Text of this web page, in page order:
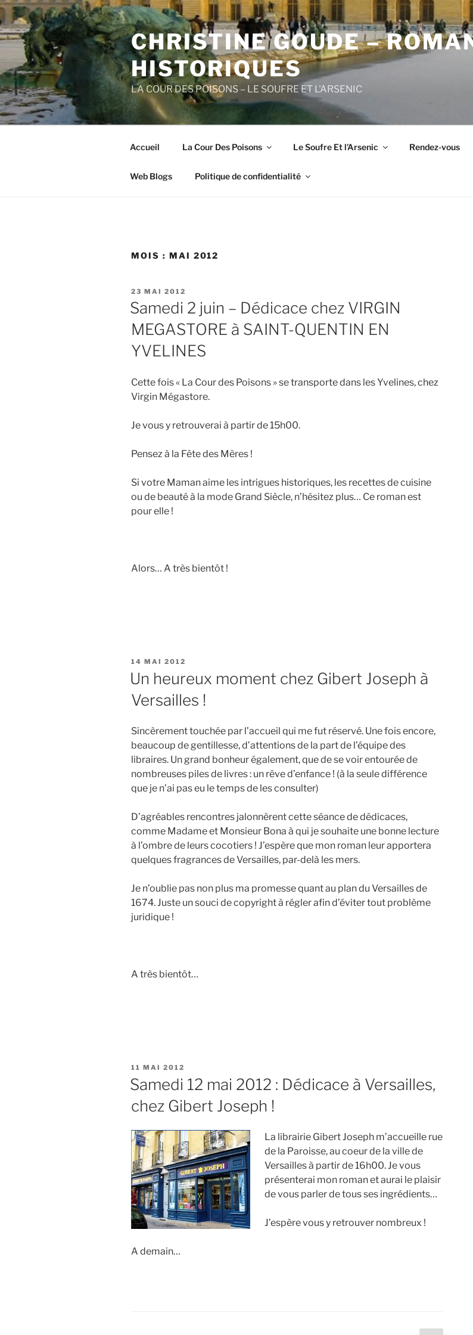
Aller
au
contenu
principal
CHRISTINE GOUDE –
HISTORIQUES
LA COUR DES POISONS – LE SOUFRE ET L'ARSENIC
Accueil La Cour Des Poisons Le Soufre Et l’Arsenic Rendez-vous
Web Blogs Politique de confidentialité
MOIS : MAI 2012
PUBLIÉ
LE
23 MAI 2012
Samedi 2 juin – Dédicace chez VIRGIN
MEGASTORE à SAINT-QUENTIN EN
YVELINES
Cette fois « La Cour des Poisons » se transporte dans les Yvelines, chez
Virgin Mégastore.
Je vous y retrouverai à partir de 15h00.
Pensez à la Fête des Mères !
Si votre Maman aime les intrigues historiques, les recettes de cuisine
ou de beauté à la mode Grand Siècle, n’hésitez plus… Ce roman est
pour elle !
Alors… A très bientôt !
PUBLIÉ
14 MAI 2012
Un heureux moment chez Gibert Joseph à
Versailles !
Sincèrement touchée par l’accueil qui me fut réservé. Une fois encore,
beaucoup de gentillesse, d’attentions de la part de l’équipe des
libraires. Un grand bonheur également, que de se voir entourée de
nombreuses piles de livres : un rêve d’enfance ! (à la seule différence
que je n’ai pas eu le temps de les consulter)
D’agréables rencontres jalonnèrent cette séance de dédicaces,
comme Madame et Monsieur Bona à qui je souhaite une bonne lecture
à l’ombre de leurs cocotiers ! J’espère que mon roman leur apportera
quelques fragrances de Versailles, par-delà les mers.
Je n’oublie pas non plus ma promesse quant au plan du Versailles de
1674. Juste un souci de copyright à régler afin d’éviter tout problème
juridique !
A très bientôt…
PUBLIÉ
LE
11 MAI 2012
Samedi 12 mai 2012 : Dédicace à Versailles,
chez Gibert Joseph !
La librairie Gibert Joseph m’accueille rue
de la Paroisse, au coeur de la ville de
Versailles à partir de 16h00. Je vous
présenterai mon roman et aurai le plaisir
de vous parler de tous ses ingrédients…
J’espère vous y retrouver nombreux !
A demain…